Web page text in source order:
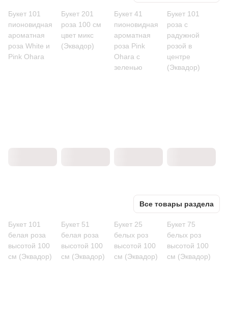
Букет 101
пионовидная
ароматная
роза White и
Pink Ohara
Букет 201
роза 100 см
цвет микс
(Эквадор)
Букет 41
пионовидная
ароматная
роза Pink
Ohara с
зеленью
Букет 101
роза с
радужной
розой в
центре
(Эквадор)
Все товары раздела
Букет 101
белая роза
высотой 100
см (Эквадор)
Букет 51
белая роза
высотой 100
см (Эквадор)
Букет 25
белых роз
высотой 100
см (Эквадор)
Букет 75
белых роз
высотой 100
см (Эквадор)